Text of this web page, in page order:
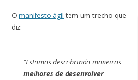
O manifesto ágil tem um trecho que
diz:
“Estamos descobrindo maneiras
melhores de desenvolver